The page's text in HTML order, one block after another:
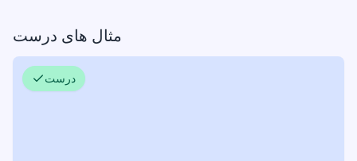
مثال های درست
درست